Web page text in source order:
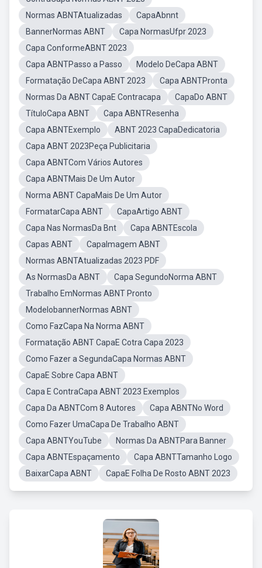
Normas ABNTAtualizadas
CapaAbnnt
BannerNormas ABNT
Capa NormasUfpr 2023
Capa ConformeABNT 2023
Capa ABNTPasso a Passo
Modelo DeCapa ABNT
Formatação DeCapa ABNT 2023
Capa ABNTPronta
Normas Da ABNT CapaE Contracapa
CapaDo ABNT
TítuloCapa ABNT
Capa ABNTResenha
Capa ABNTExemplo
ABNT 2023 CapaDedicatoria
Capa ABNT 2023Peça Publicitaria
Capa ABNTCom Vários Autores
Capa ABNTMais De Um Autor
Norma ABNT CapaMais De Um Autor
FormatarCapa ABNT
CapaArtigo ABNT
Capa Nas NormasDa Bnt
Capa ABNTEscola
Capas ABNT
CapaImagem ABNT
Normas ABNTAtualizadas 2023 PDF
As NormasDa ABNT
Capa SegundoNorma ABNT
Trabalho EmNormas ABNT Pronto
ModelobannerNormas ABNT
Como FazCapa Na Norma ABNT
Formatação ABNT CapaE Cotra Capa 2023
Como Fazer a SegundaCapa Normas ABNT
CapaE Sobre Capa ABNT
Capa E ContraCapa ABNT 2023 Exemplos
Capa Da ABNTCom 8 Autores
Capa ABNTNo Word
Como Fazer UmaCapa De Trabalho ABNT
Capa ABNTYouTube
Normas Da ABNTPara Banner
Capa ABNTEspaçamento
Capa ABNTTamanho Logo
BaixarCapa ABNT
CapaE Folha De Rosto ABNT 2023